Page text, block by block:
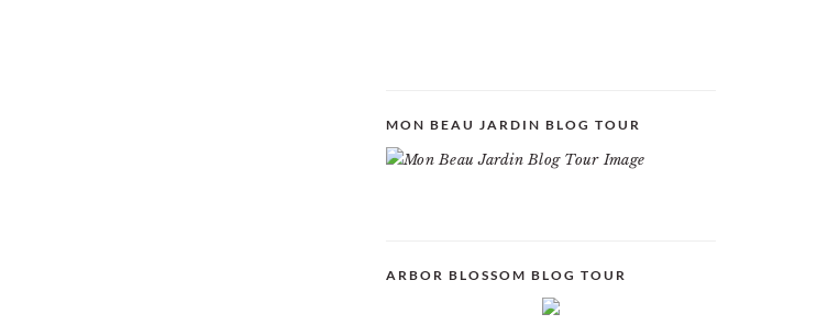
MON BEAU JARDIN BLOG TOUR
ARBOR BLOSSOM BLOG TOUR